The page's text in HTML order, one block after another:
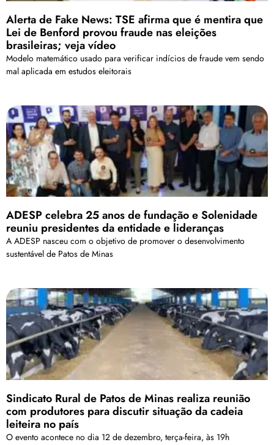
Alerta de Fake News: TSE afirma que é mentira que
Lei de Benford provou fraude nas eleições
brasileiras; veja vídeo
Modelo matemático usado para verificar indícios de fraude vem sendo
mal aplicada em estudos eleitorais
ADESP celebra 25 anos de fundação e Solenidade
reuniu presidentes da entidade e lideranças
A ADESP nasceu com o objetivo de promover o desenvolvimento
sustentável de Patos de Minas
Sindicato Rural de Patos de Minas realiza reunião
com produtores para discutir situação da cadeia
leiteira no país
O evento acontece no dia 12 de dezembro, terça-feira, às 19h